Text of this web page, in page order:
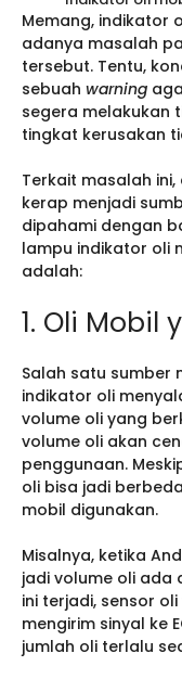
Memang, indikator
adanya masalah
tersebut. Tentu,
sebuah warning
segera melakukan
tingkat kerusakan
Terkait masalah
kerap menjadi
dipahami dengan
lampu indikator oli
adalah:
1. Oli Mobil
Salah satu sumber
indikator oli
volume oli yang
volume oli akan
penggunaan.
oli bisa jadi
mobil digunakan.
Misalnya, ketika
jadi volume oli ada
ini terjadi, sensor
mengirim sinyal ke
jumlah oli terlalu